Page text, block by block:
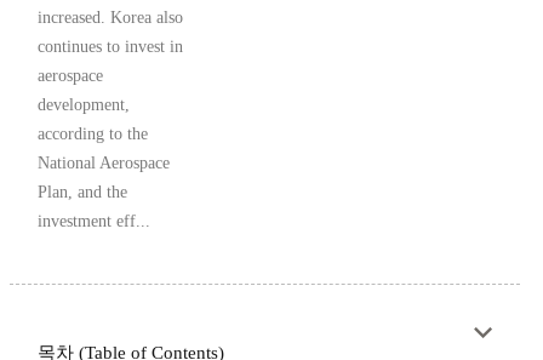
increased. Korea also
continues to invest in
aerospace
development,
according to the
National Aerospace
Plan, and the
investment eff...
목차 (Table of Contents)